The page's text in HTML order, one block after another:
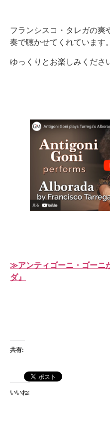
フランシスコ・タレガの爽
奏で聴かせてくれています。
ゆっくりとお楽しみくださ
≫アンティゴーニ・ゴーニ
ダ』
共有:
いいね: